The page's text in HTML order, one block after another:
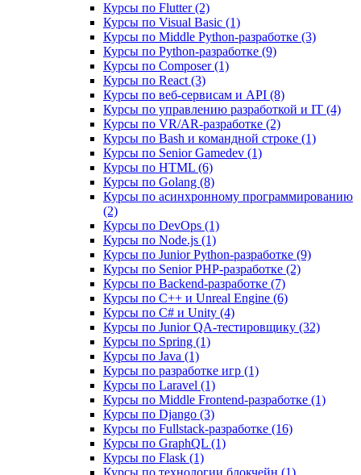
Курсы по Flutter (2)
Курсы по Visual Basic (1)
Курсы по Middle Python-разработке (3)
Курсы по Python-разработке (9)
Курсы по Composer (1)
Курсы по React (3)
Курсы по веб‑сервисам и API (8)
Курсы по управлению разработкой и IT (4)
Курсы по VR/AR‑разработке (2)
Курсы по Bash и командной строке (1)
Курсы по Senior Gamedev (1)
Курсы по HTML (6)
Курсы по Golang (8)
Курсы по асинхронному программированию
(2)
Курсы по DevOps (1)
Курсы по Node.js (1)
Курсы по Junior Python-разработке (9)
Курсы по Senior PHP-разработке (2)
Курсы по Backend‑разработке (7)
Курсы по C++ и Unreal Engine (6)
Курсы по C# и Unity (4)
Курсы по Junior QA-тестировщику (32)
Курсы по Spring (1)
Курсы по Java (1)
Курсы по разработке игр (1)
Курсы по Laravel (1)
Курсы по Middle Frontend-разработке (1)
Курсы по Django (3)
Курсы по Fullstack‑разработке (16)
Курсы по GraphQL (1)
Курсы по Flask (1)